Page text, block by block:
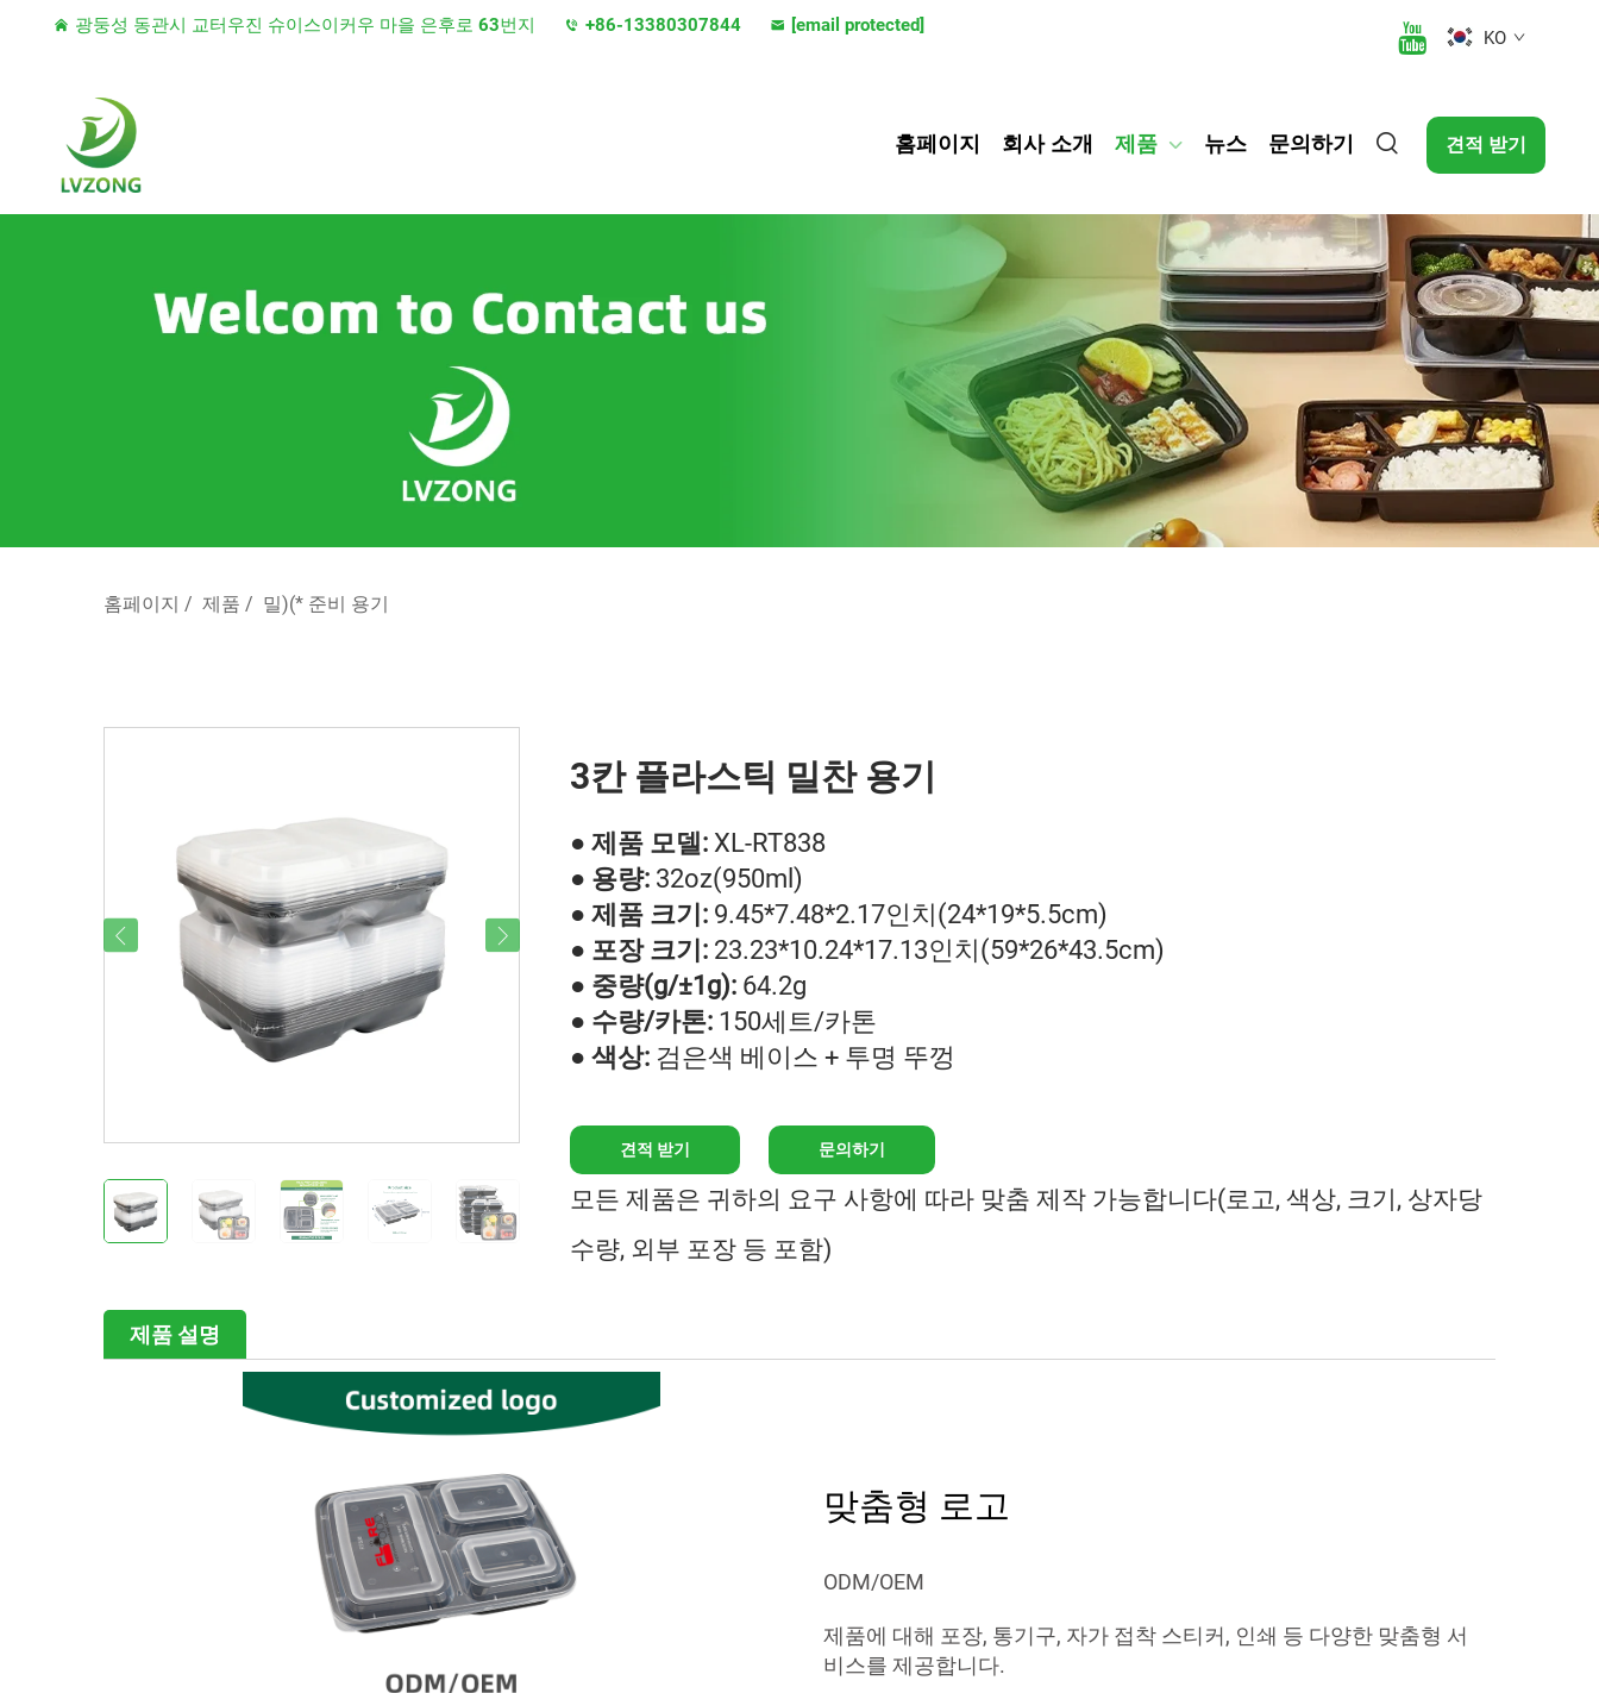
광둥성 동관시 교터우진 슈이스이커우 마을 은후로 63번지 +86-13380307844 [email protected]
KO
홈페이지 회사 소개 제품 뉴스 문의하기 견적 받기
홈페이지 / 제품 / 밀)(* 준비 용기
3칸 플라스틱 밀찬 용기
● 제품 모델: XL-RT838
● 용량: 32oz(950ml)
● 제품 크기: 9.45*7.48*2.17인치(24*19*5.5cm)
● 포장 크기: 23.23*10.24*17.13인치(59*26*43.5cm)
● 중량(g/±1g): 64.2g
● 수량/카톤: 150세트/카톤
● 색상: 검은색 베이스 + 투명 뚜껑
견적 받기 문의하기
모든 제품은 귀하의 요구 사항에 따라 맞춤 제작 가능합니다(로고, 색상, 크기, 상자당
수량, 외부 포장 등 포함)
제품 설명
맞춤형 로고
ODM/OEM
제품에 대해 포장, 통기구, 자가 접착 스티커, 인쇄 등 다양한 맞춤형 서
비스를 제공합니다.